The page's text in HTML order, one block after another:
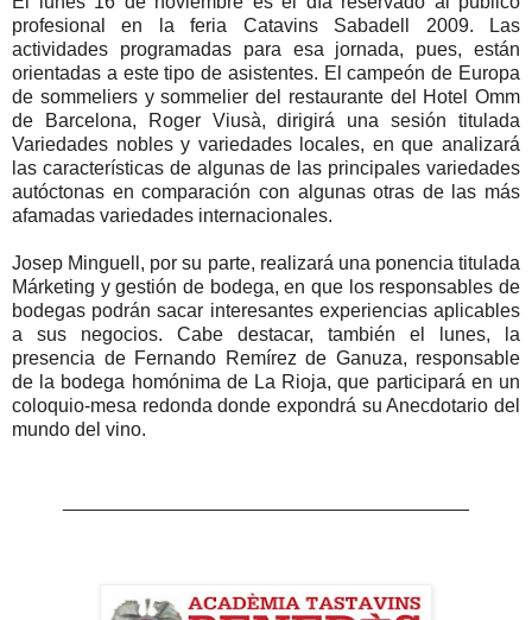
profesional en la feria Catavins Sabadell 2009. Las
actividades programadas para esa jornada, pues, están
orientadas a este tipo de asistentes. El campeón de Europa
de sommeliers y sommelier del restaurante del Hotel Omm
de Barcelona, Roger Viusà, dirigirá una sesión titulada
Variedades nobles y variedades locales, en que analizará
las características de algunas de las principales variedades
autóctonas en comparación con algunas otras de las más
afamadas variedades internacionales.
Josep Minguell, por su parte, realizará una ponencia titulada
Márketing y gestión de bodega, en que los responsables de
bodegas podrán sacar interesantes experiencias aplicables
a sus negocios. Cabe destacar, también el lunes, la
presencia de Fernando Remírez de Ganuza, responsable
de la bodega homónima de La Rioja, que participará en un
coloquio-mesa redonda donde expondrá su Anecdotario del
mundo del vino.